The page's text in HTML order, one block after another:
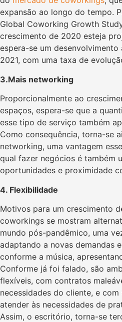
expansão ao longo do tempo.
Global Coworking Growth
crescimento de 2020 esteja
espera-se um
2021, com uma taxa de
3.Mais networking
Proporcionalmente ao
espaços, espera-se que a
esse tipo de serviço também
Como consequência, torna-se
networking, uma vantagem
qual fazer negócios é também
oportunidades e proximidade
4. Flexibilidade
Motivos para um crescimento
coworkings se mostram
mundo pós-pandêmico, uma
adaptando a novas demandas
conforme a música,
Conforme já foi falado, são
flexíveis, com contratos
necessidades do cliente, e
atender às necessidades de
Assim, o escritório, torna-se